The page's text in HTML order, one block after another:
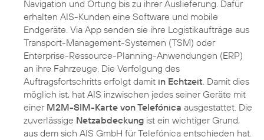
Navigation und Ortung bis zu ihrer Auslieferung. Dafür
erhalten AIS-Kunden eine Software und mobile
Endgeräte. Via App senden sie ihre Logistikaufträge aus
Transport-Management-Systemen (TSM) oder
Enterprise-Ressource-Planning-Anwendungen (ERP)
an ihre Fahrzeuge. Die Verfolgung des
Auftragsfortschritts erfolgt damit in Echtzeit. Damit dies
möglich ist, hat AIS inzwischen jedes seiner Geräte mit
einer M2M-SIM-Karte von Telefónica ausgestattet. Die
zuverlässige Netzabdeckung ist ein wichtiger Grund,
aus dem sich AIS GmbH für Telefónica entschieden hat.